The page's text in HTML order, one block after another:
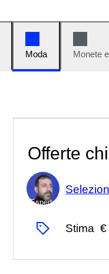
Moda Monete
Offerte
Esperto
Stima €